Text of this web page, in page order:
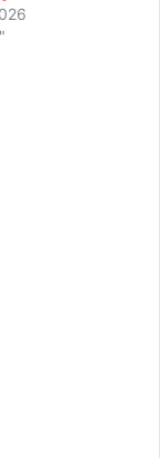
In "پاکستان"